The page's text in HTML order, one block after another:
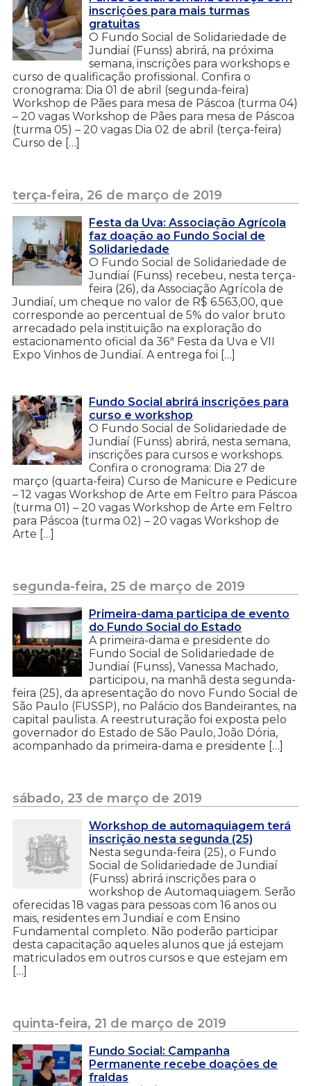
inscrições para mais turmas
gratuitas
O Fundo Social de Solidariedade de
Jundiaí (Funss) abrirá, na próxima
semana, inscrições para workshops e
curso de qualificação profissional. Confira o
cronograma: Dia 01 de abril (segunda-feira)
Workshop de Pães para mesa de Páscoa (turma 04)
– 20 vagas Workshop de Pães para mesa de Páscoa
(turma 05) – 20 vagas Dia 02 de abril (terça-feira)
Curso de […]
terça-feira, 26 de março de 2019
Festa da Uva: Associação Agrícola
faz doação ao Fundo Social de
Solidariedade
O Fundo Social de Solidariedade de
Jundiaí (Funss) recebeu, nesta terça-
feira (26), da Associação Agrícola de
Jundiaí, um cheque no valor de R$ 6.563,00, que
corresponde ao percentual de 5% do valor bruto
arrecadado pela instituição na exploração do
estacionamento oficial da 36ª Festa da Uva e VII
Expo Vinhos de Jundiaí. A entrega foi […]
Fundo Social abrirá inscrições para
curso e workshop
O Fundo Social de Solidariedade de
Jundiaí (Funss) abrirá, nesta semana,
inscrições para cursos e workshops.
Confira o cronograma: Dia 27 de
março (quarta-feira) Curso de Manicure e Pedicure
– 12 vagas Workshop de Arte em Feltro para Páscoa
(turma 01) – 20 vagas Workshop de Arte em Feltro
para Páscoa (turma 02) – 20 vagas Workshop de
Arte […]
segunda-feira, 25 de março de 2019
Primeira-dama participa de evento
do Fundo Social do Estado
A primeira-dama e presidente do
Fundo Social de Solidariedade de
Jundiaí (Funss), Vanessa Machado,
participou, na manhã desta segunda-
feira (25), da apresentação do novo Fundo Social de
São Paulo (FUSSP), no Palácio dos Bandeirantes, na
capital paulista. A reestruturação foi exposta pelo
governador do Estado de São Paulo, João Dória,
acompanhado da primeira-dama e presidente […]
sábado, 23 de março de 2019
Workshop de automaquiagem terá
inscrição nesta segunda (25)
Nesta segunda-feira (25), o Fundo
Social de Solidariedade de Jundiaí
(Funss) abrirá inscrições para o
workshop de Automaquiagem. Serão
oferecidas 18 vagas para pessoas com 16 anos ou
mais, residentes em Jundiaí e com Ensino
Fundamental completo. Não poderão participar
desta capacitação aqueles alunos que já estejam
matriculados em outros cursos e que estejam em
[…]
quinta-feira, 21 de março de 2019
Fundo Social: Campanha
Permanente recebe doações de
fraldas